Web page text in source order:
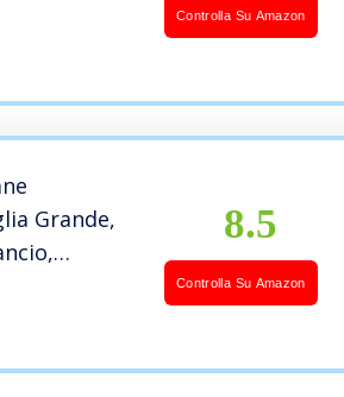
Ideale
Controlla Su Amazon
Grande,
Pettorina
8.5
Controlla Su Amazon